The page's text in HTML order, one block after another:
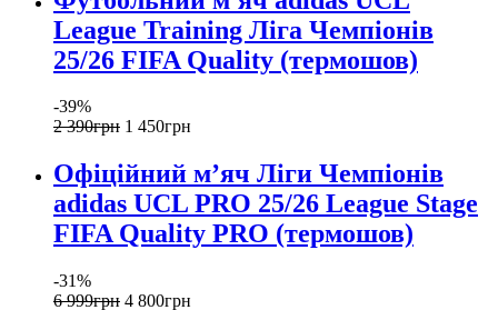
League Training Ліга Чемпіонів
25/26 FIFA Quality (термошов)
-39%
2 390грн 1 450грн
Офіційний мʼяч Ліги Чемпіонів
adidas UCL PRO 25/26 League Stage
FIFA Quality PRO (термошов)
-31%
6 999грн 4 800грн